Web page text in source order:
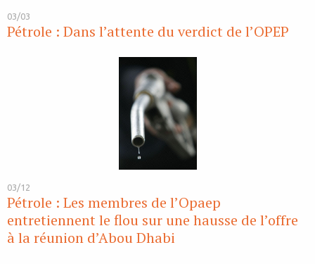
03/03
Pétrole : Dans l’attente du verdict de l’OPEP
03/12
Pétrole : Les membres de l’Opaep
entretiennent le flou sur une hausse de l’offre
à la réunion d’Abou Dhabi